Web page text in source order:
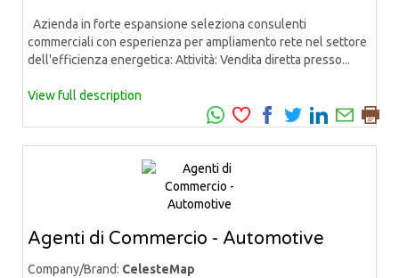
Azienda in forte espansione seleziona consulenti
commerciali con esperienza per ampliamento rete nel settore
dell'efficienza energetica: Attività: Vendita diretta presso...
View full description
Agenti di Commercio - Automotive
Company/Brand: CelesteMap